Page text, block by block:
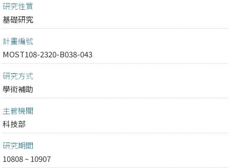
研究性質
基礎研究
計畫編號
MOST108-2320-B038-043
研究方式
學術補助
主管機關
科技部
研究期間
10808 ~ 10907